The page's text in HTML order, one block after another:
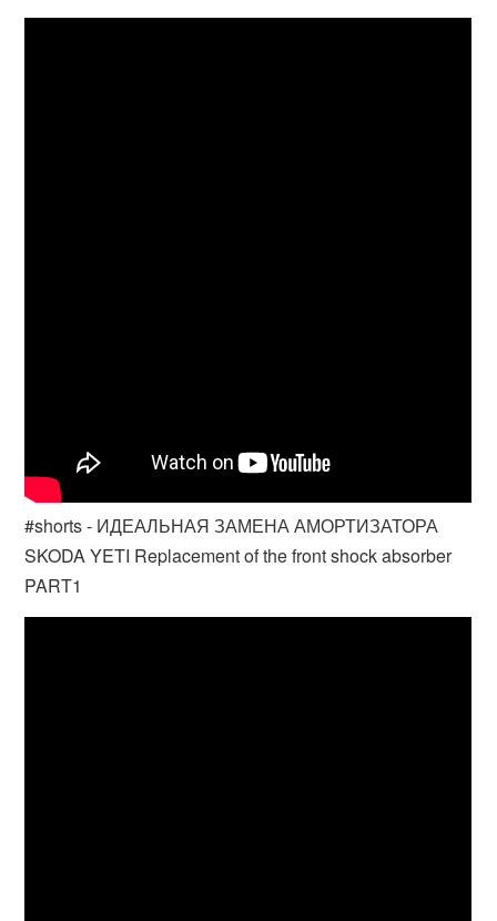
#shorts - ИДЕАЛЬНАЯ ЗАМЕНА АМОРТИЗАТОРА
SKODA YETI Replacement of the front shock absorber
PART1